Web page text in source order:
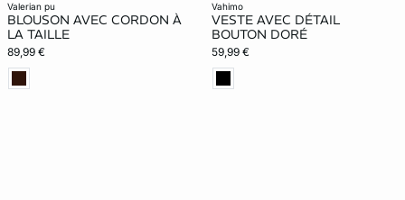
valerian pu
BLOUSON AVEC CORDON À
LA TAILLE
89,99 €
vahimo
VESTE AVEC DÉTAIL
BOUTON DORÉ
59,99 €